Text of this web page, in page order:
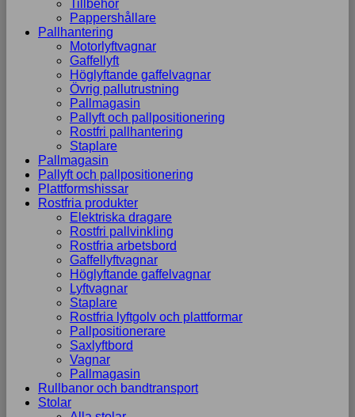
Tillbehör
Pappershållare
Pallhantering
Motorlyftvagnar
Gaffellyft
Höglyftande gaffelvagnar
Övrig pallutrustning
Pallmagasin
Pallyft och pallpositionering
Rostfri pallhantering
Staplare
Pallmagasin
Pallyft och pallpositionering
Plattformshissar
Rostfria produkter
Elektriska dragare
Rostfri pallvinkling
Rostfria arbetsbord
Gaffellyftvagnar
Höglyftande gaffelvagnar
Lyftvagnar
Staplare
Rostfria lyftgolv och plattformar
Pallpositionerare
Saxlyftbord
Vagnar
Pallmagasin
Rullbanor och bandtransport
Stolar